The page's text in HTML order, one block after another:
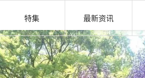
特集 最新资讯